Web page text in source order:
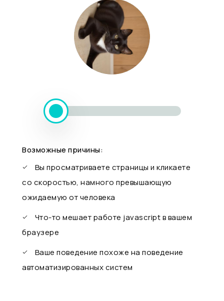
Возможные причины:
Вы просматриваете страницы и кликаете
со скоростью, намного превышающую
ожидаемую от человека
Что-то мешает работе javascript в вашем
браузере
Ваше поведение похоже на поведение
автоматизированных систем